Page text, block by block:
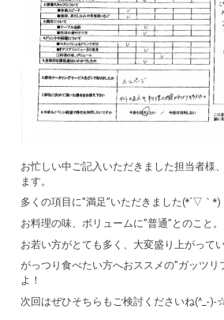
お忙しい中ご記入いただきました担当者様
ます。
多くの項目に”満足”いただきました(*´▽｀*)
お料理の味、ボリュームに”普通”とのこと。
お若い方がとても多く、大変盛り上がって
がっつり食べたい方へおススメの”ガッツリ
よ！
次回はぜひそちらもご検討くださいね(^_-)-